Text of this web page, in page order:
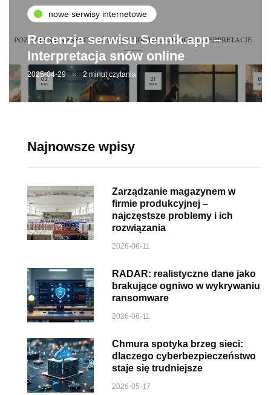
nowe serwisy internetowe
Recenzja serwisu Sennik.app –
Interpretacja snów online
2025-04-29 2 minut czytania
Najnowsze wpisy
Zarządzanie magazynem w
firmie produkcyjnej –
najczęstsze problemy i ich
rozwiązania
2026-06-11
RADAR: realistyczne dane jako
brakujące ogniwo w wykrywaniu
ransomware
2026-06-11
Chmura spotyka brzeg sieci:
dlaczego cyberbezpieczeństwo
staje się trudniejsze
2026-05-17